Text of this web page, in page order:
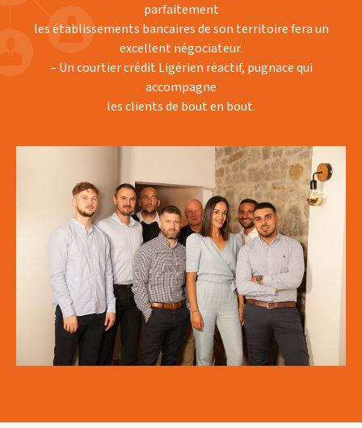
parfaitement
les établissements bancaires de son territoire fera un
excellent négociateur.
– Un courtier crédit Ligérien réactif, pugnace qui
accompagne
les clients de bout en bout.